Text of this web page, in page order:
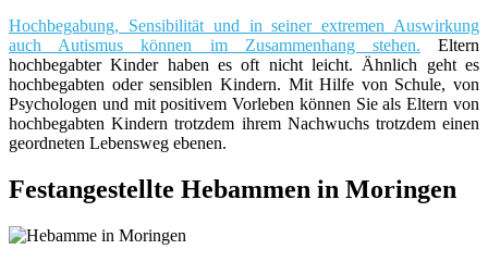
Hochbegabung, Sensibilität und in seiner extremen Auswirkung
auch Autismus können im Zusammenhang stehen. Eltern
hochbegabter Kinder haben es oft nicht leicht. Ähnlich geht es
hochbegabten oder sensiblen Kindern. Mit Hilfe von Schule, von
Psychologen und mit positivem Vorleben können Sie als Eltern von
hochbegabten Kindern trotzdem ihrem Nachwuchs trotzdem einen
geordneten Lebensweg ebenen.
Festangestellte Hebammen in Moringen